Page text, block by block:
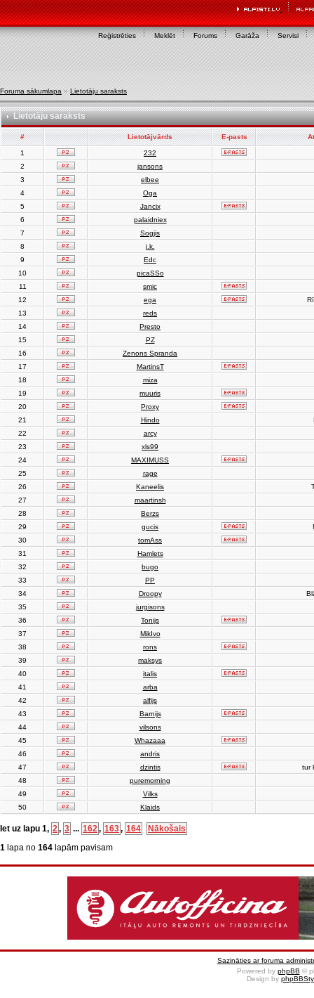
Reģistrēties Meklēt Forums Garāža Servisi
Foruma sākumlapa » Lietotāju saraksts
Lietotāju saraksts
# Lietotājvārds E-pasts
1
232
2
jansons
3
elbee
4
Oga
5
Jancix
6
palaidniex
7
Sogjis
8
j.k.
9
Edc
10
picaSSo
11
smic
12
ega
13
reds
14
Presto
15
PZ
16
Zenons Spranda
17
MartinsT
18
miza
19
muuris
20
Proxy
21
Hindo
22
arcy
23
xls99
24
MAXIMUSS
25
rage
26
Kaneelis
27
maartinsh
28
Berzs
29
gucis
30
tomAss
31
Hamlets
32
bugo
33
PP
34
Droopy
35
jurgisons
36
Tonijs
37
MikIvo
38
rons
39
maksys
40
italis
41
arba
42
alfijs
43
Barnijs
44
vilsons
45
Whazaaa
46
andris
47
dzintis
tur
48
puremorning
49
Vilks
50
Klaids
Iet uz lapu 1, 2, 3 ... 162, 163, 164
Nākošais
1 lapa no 164 lapām pavisam
Sazināties ar foruma
Powered by phpBB ©
Design by